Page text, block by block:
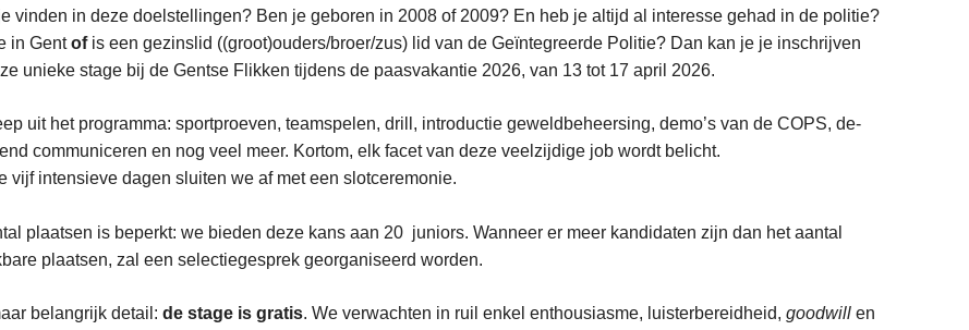
vinden in deze doelstellingen? Ben je geboren in 2008 of 2009? En heb je altijd al interesse gehad in de politie?
in Gentofis een gezinslid ((groot)ouders/broer/zus) lid van de Geïntegreerde Politie? Dan kan je je inschrijven
unieke stage bij de Gentse Flikken tijdens de paasvakantie 2026, van 13 tot 17 april 2026.
uit het programma: sportproeven, teamspelen, drill, introductie geweldbeheersing, demo’s van de COPS, de-
communiceren en nog veel meer. Kortom, elk facet van deze veelzijdige job wordt belicht.
vijf intensieve dagen sluiten we af met een slotceremonie.
plaatsen is beperkt: we bieden deze kans aan 20 juniors. Wanneer er meer kandidaten zijn dan het aantal
plaatsen, zal een selectiegesprek georganiseerd worden.
belangrijk detail: de stage is gratis. We verwachten in ruil enkel enthousiasme, luisterbereidheid, goodwill en